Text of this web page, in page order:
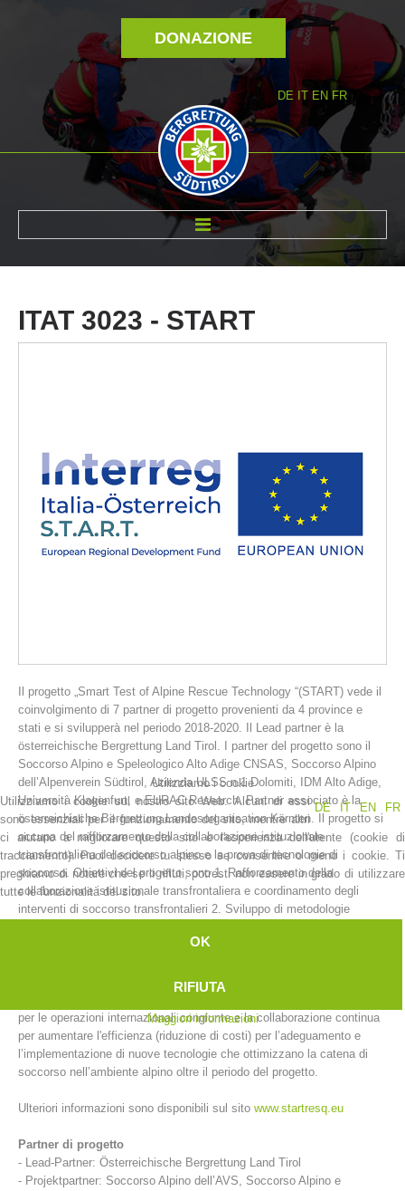
DONAZIONE
DE IT EN FR
Stazioni del soccorso alpino
ITAT 3023 - START
Il progetto „Smart Test of Alpine Rescue Technology “(START) vede il
coinvolgimento di 7 partner di progetto provenienti da 4 province e
stati e si svilupperà nel periodo 2018-2020. Il Lead partner è la
österreichische Bergrettung Land Tirol. I partner del progetto sono il
Soccorso Alpino e Speleologico Alto Adige CNSAS, Soccorso Alpino
dell’Alpenverein Südtirol, Azienda ULSS n.1 Dolomiti, IDM Alto Adige,
Università Klagenfurt, e EURAC Research. Partner associato è la
österreichische Bergrettung Landesorganisation Kärnten. Il progetto si
occupa del rafforzamento della collaborazione istituzionale
transfrontaliera del soccorso alpino e la prova di tecnologie di
soccorso. Obiettivi del progetto sono 1. Rafforzamento della
collaborazione istituzionale transfrontaliera e coordinamento degli
interventi di soccorso transfrontalieri 2. Sviluppo di metodologie
3. Creazione di una regione pilota per esaminare tecnologie
applicazioni e supporti IT per migliorare il soccorso alpino ma anche la
per le operazioni internazionali congiunte e la collaborazione continua
per aumentare l'efficienza (riduzione di costi) per l’adeguamento e
l’implementazione di nuove tecnologie che ottimizzano la catena di
soccorso nell’ambiente alpino oltre il periodo del progetto.
Ulteriori informazioni sono disponibili sul sito www.startresq.eu
Partner di progetto
- Lead-Partner: Österreichische Bergrettung Land Tirol
- Projektpartner: Soccorso Alpino dell’AVS, Soccorso Alpino e
Utilizziamo i cookie
DE
IT EN FR
Utilizziamo i cookie sul nostro sito Web. Alcuni di essi
sono essenziali per il funzionamento del sito, mentre altri
ci aiutano a migliorare questo sito e l'esperienza dell'utente (cookie di
tracciamento). Puoi decidere tu stesso se consentire o meno i cookie. Ti
preghiamo di notare che se li rifiuti, potresti non essere in grado di utilizzare
tutte le funzionalità del sito.
OK
RIFIUTA
Maggiori informazioni